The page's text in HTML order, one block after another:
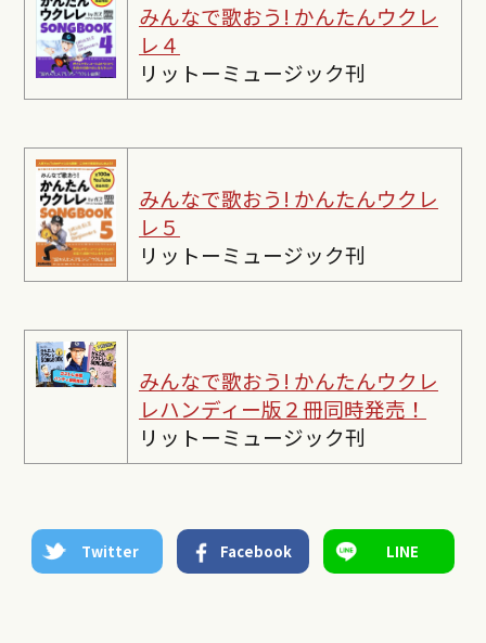
みんなで歌おう! かんたんウクレ
レ４
リットーミュージック刊
みんなで歌おう! かんたんウクレ
レ５
リットーミュージック刊
みんなで歌おう! かんたんウクレ
レハンディー版２冊同時発売！
リットーミュージック刊
Twitter Facebook LINE